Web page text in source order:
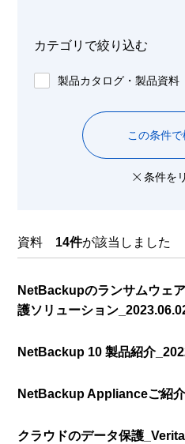
カテゴリで絞り込む
製品カタログ・製品資料
この条件
条件を
資料 14件が該当しました
NetBackupのランサムウェ
護ソリューション
NetBackup 10 製品紹介
NetBackup Applianceご紹
クラウドのデータ保護